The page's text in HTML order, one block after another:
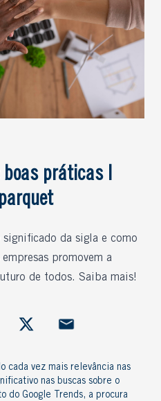
boas práticas |
significado da sigla e como
promovem a
de todos. Saiba mais!
cada vez mais relevância nas
nas buscas sobre o
do Google Trends, a procura